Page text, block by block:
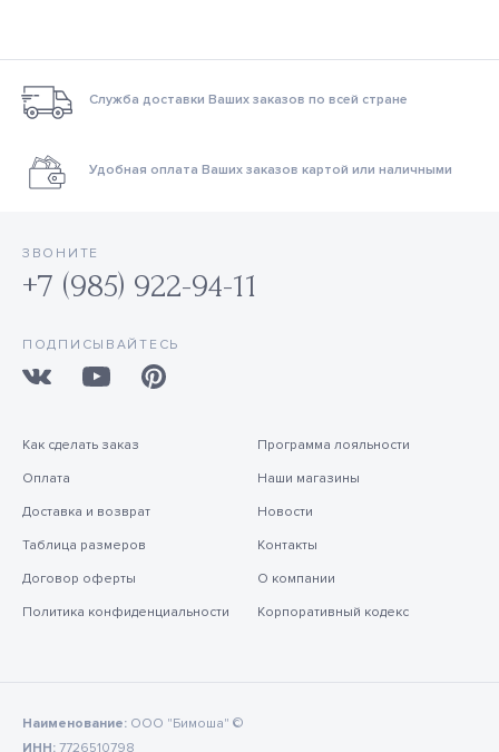
Служба доставки Ваших заказов по всей стране
Удобная оплата Ваших заказов картой или наличными
ЗВОНИТЕ
+7 (985) 922-94-11
ПОДПИСЫВАЙТЕСЬ
Как сделать заказ
Оплата
Доставка и возврат
Таблица размеров
Договор оферты
Политика конфиденциальности
Программа лояльности
Наши магазины
Новости
Контакты
О компании
Корпоративный кодекс
Наименование: ООО "Бимоша" ©
ИНН: 7726510798